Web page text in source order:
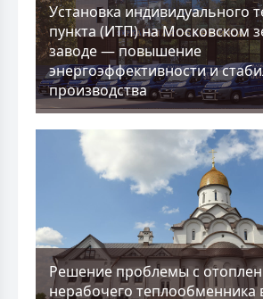
Установка индивидуального
пункта (ИТП) на Московском
заводе — повышение
энергоэффективности и
производства
Решение проблемы с
нерабочего теплообменника